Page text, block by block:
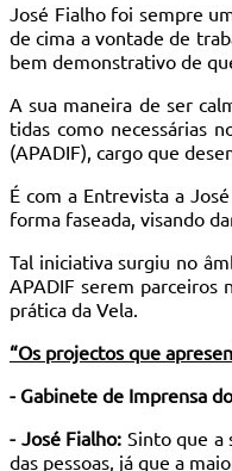
José Fialho foi sempre
de cima a vontade de
bem demonstrativo de
A sua maneira de ser
tidas como necessárias
(APADIF), cargo que
É com a Entrevista a
forma faseada, visando
Tal iniciativa surgiu no
APADIF serem parceiros
prática da Vela.
“Os projectos que
- Gabinete de Imprensa
- José Fialho: Sinto que a
das pessoas, já que a